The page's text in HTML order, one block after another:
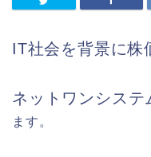
IT社会を背景に株
ネットワンシステ
ます。